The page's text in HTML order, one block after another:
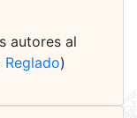
autores al
Reglado)